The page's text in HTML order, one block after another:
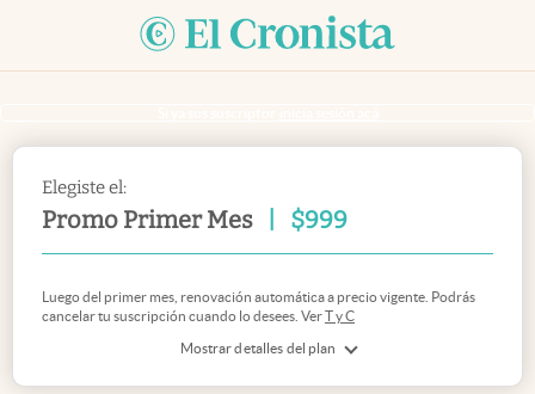
Elegiste el:
Promo Primer Mes $999
Mostrar detalles del plan
Luego del primer mes, renovación automática a precio vigente. Podrás
cancelar tu suscripción cuando lo desees. VerT y C